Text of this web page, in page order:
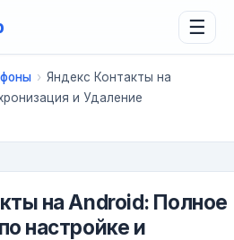
☰
› Яндекс Контакты на
и Удаление
на Android: Полное
настройке и